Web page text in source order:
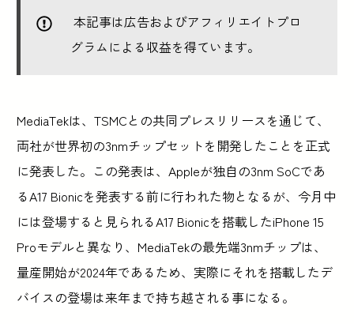
本記事は広告およびアフィリエイトプロ
グラムによる収益を得ています。
MediaTekは、TSMCとの共同プレスリリースを通じて、
両社が世界初の3nmチップセットを開発したことを正式
に発表した。この発表は、Appleが独自の3nm SoCであ
るA17 Bionicを発表する前に行われた物となるが、今月中
には登場すると見られるA17 Bionicを搭載したiPhone 15
Proモデルと異なり、MediaTekの最先端3nmチップは、
量産開始が2024年であるため、実際にそれを搭載したデ
バイスの登場は来年まで持ち越される事になる。